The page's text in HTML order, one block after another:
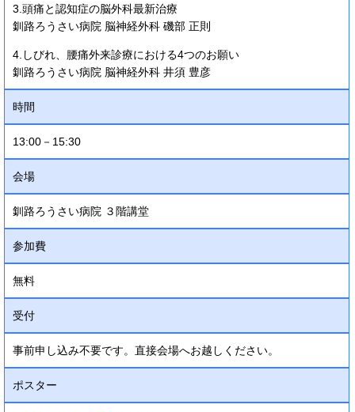
3.頭痛と認知症の脳外科最新治療
釧路ろうさい病院 脳神経外科 磯部 正則
4.しびれ、腰痛外来診療における4つのお願い
釧路ろうさい病院 脳神経外科 井須 豊彦
時間
13:00－15:30
会場
釧路ろうさい病院 ３階講堂
参加費
無料
受付
事前申し込み不要です。直接会場へお越しください。
ポスター